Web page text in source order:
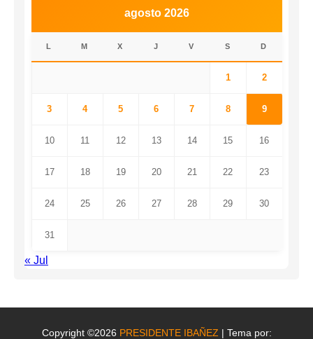
agosto 2026
L M X J V S D
1 2
3 4 5 6 7 8 9
10 11 12 13 14 15 16
17 18 19 20 21 22 23
24 25 26 27 28 29 30
31
« Jul
Copyright ©2026 PRESIDENTE IBAÑEZ | Tema por: